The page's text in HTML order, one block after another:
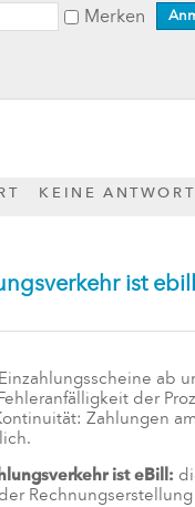
Merken
KEINE
ist
ab
der
Zahlungen
ist eBill: